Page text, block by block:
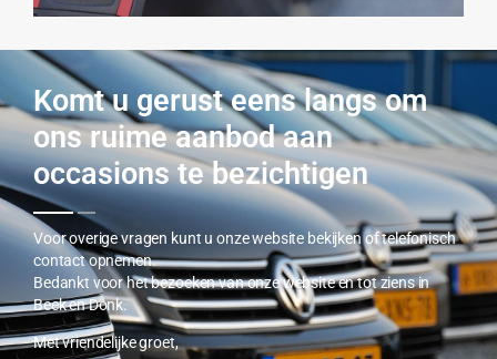
Komt u gerust eens langs om
ons ruime aanbod aan
occasions te bezichtigen
Voor overige vragen kunt u onze website bekijken of telefonisch
contact opnemen.
Bedankt voor het bezoeken van onze website en tot ziens in
Beek en Donk.
Met vriendelijke groet,